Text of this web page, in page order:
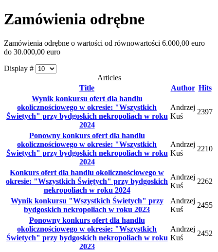
Zamówienia odrębne
Zamówienia odrębne o wartości od równowartości 6.000,00 euro
do 30.000,00 euro
Display #
Articles
Title
Author Hits
Wynik konkursu ofert dla handlu
okolicznościowego w okresie: "Wszystkich
Świetych" przy bydgoskich nekropoliach w roku
2024
Andrzej
Kuś
2397
Ponowny konkurs ofert dla handlu
okolicznościowego w okresie: "Wszystkich
Świetych" przy bydgoskich nekropoliach w roku
2024
Andrzej
Kuś
2210
Konkurs ofert dla handlu okolicznościowego w
okresie: "Wszystkich Świętych" przy bydgoskich
nekropoliach w roku 2024
Andrzej
Kuś
2262
Wynik konkursu "Wszystkich Świetych" przy
bydgoskich nekropoliach w roku 2023
Andrzej
Kuś
2455
Ponowny konkurs ofert dla handlu
okolicznościowego w okresie: "Wszystkich
Świetych" przy bydgoskich nekropoliach w roku
2023
Andrzej
Kuś
2452